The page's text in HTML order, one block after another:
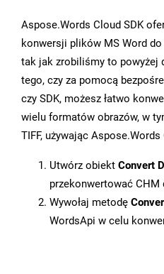
Aspose.Words Cloud SDK
konwersji plików MS Word
tak jak zrobiliśmy to powyżej
tego, czy za pomocą
czy SDK, możesz łatwo
wielu formatów obrazów, w
TIFF, używając Aspose.Words
Utwórz obiekt Convert
przekonwertować CHM
Wywołaj metodę
WordsApi w celu